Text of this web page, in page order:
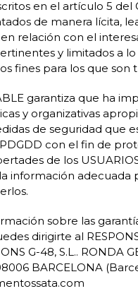
en el artículo 5 del
de manera lícita,
relación con el
y limitados a
fines para los que son
garantiza que ha
y organizativas
de seguridad que
con el fin de
de los
información adecuada
sobre las
dirigirte al
G-48, S.L.. RONDA
BARCELONA